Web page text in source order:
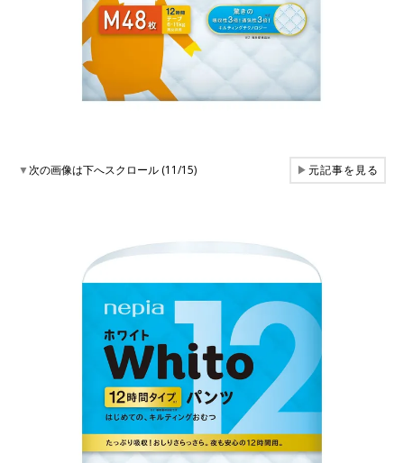
▼次の画像は下へスクロール (11/15) ▶元記事を見る